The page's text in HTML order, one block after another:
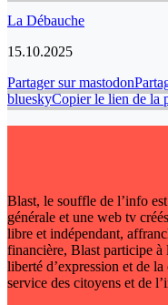
La Débauche
15.10.2025
Partager sur mastodon
blueskyCopier le lien de la
Blast, le souffle de l’info
générale et une web tv
libre et indépendant,
financière, Blast participe à
liberté d’expression et de
service des citoyens et de